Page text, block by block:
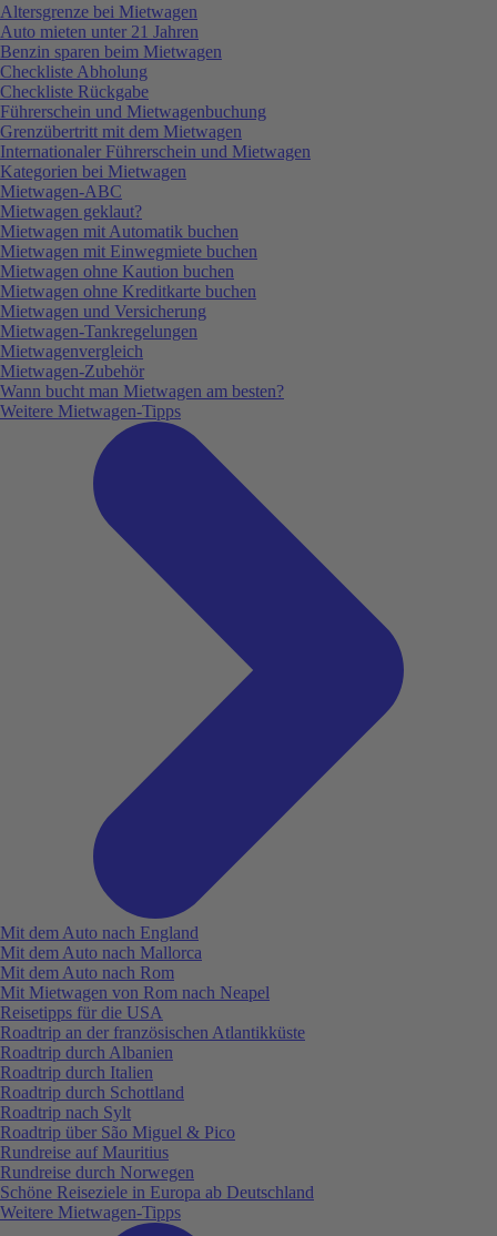
Altersgrenze bei Mietwagen
Auto mieten unter 21 Jahren
Benzin sparen beim Mietwagen
Checkliste Abholung
Checkliste Rückgabe
Führerschein und Mietwagenbuchung
Grenzübertritt mit dem Mietwagen
Internationaler Führerschein und Mietwagen
Kategorien bei Mietwagen
Mietwagen-ABC
Mietwagen geklaut?
Mietwagen mit Automatik buchen
Mietwagen mit Einwegmiete buchen
Mietwagen ohne Kaution buchen
Mietwagen ohne Kreditkarte buchen
Mietwagen und Versicherung
Mietwagen-Tankregelungen
Mietwagenvergleich
Mietwagen-Zubehör
Wann bucht man Mietwagen am besten?
Weitere Mietwagen-Tipps
Mit dem Auto nach England
Mit dem Auto nach Mallorca
Mit dem Auto nach Rom
Mit Mietwagen von Rom nach Neapel
Reisetipps für die USA
Roadtrip an der französischen Atlantikküste
Roadtrip durch Albanien
Roadtrip durch Italien
Roadtrip durch Schottland
Roadtrip nach Sylt
Roadtrip über São Miguel & Pico
Rundreise auf Mauritius
Rundreise durch Norwegen
Schöne Reiseziele in Europa ab Deutschland
Weitere Mietwagen-Tipps